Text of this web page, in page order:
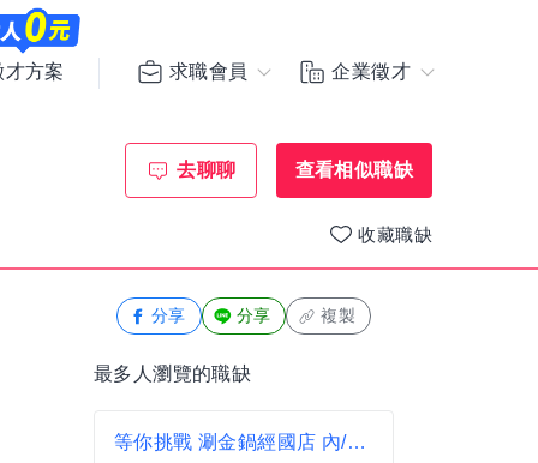
才方案 求職會員 企業徵才
去聊聊 查看相似職缺
收藏職缺
分享 分享 複製
最多人瀏覽的職缺
等你挑戰 涮金鍋經國店 內/外場儲備幹部